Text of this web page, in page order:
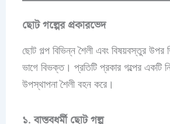
ছোট গল্পের প্রকারভেদ
ছোট গল্প বিভিন্ন শৈলী এবং বিষয়বস্তুর উপর
ভাগে বিভক্ত। প্রতিটি প্রকার গল্পের একটি
উপস্থাপনা শৈলী বহন করে।
১. বাস্তবধর্মী ছোট গল্প